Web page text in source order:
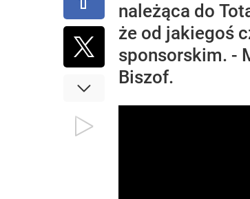
należąca do
że od jakiegoś
sponsorskim. -
Biszof.